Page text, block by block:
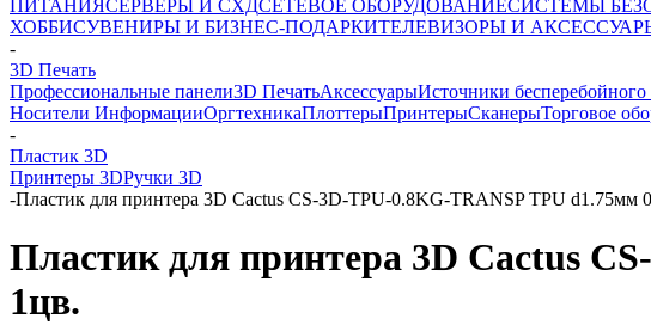
ПИТАНИЯСЕРВЕРЫ И СХДСЕТЕВОЕ ОБОРУДОВАНИЕСИСТЕМЫ
ХОББИСУВЕНИРЫ И БИЗНЕС-ПОДАРКИТЕЛЕВИЗОРЫ И
-
3D Печать
Профессиональные панели3D ПечатьАксессуарыИсточники бесперебойного
Носители ИнформацииОргтехникаПлоттерыПринтерыСканерыТорговое
-
Пластик 3D
Принтеры 3DРучки 3D
-Пластик для принтера 3D Cactus CS-3D-TPU-0.8KG-TRANSP TPU d1.75мм
Пластик для принтера 3D Cactus
1цв.